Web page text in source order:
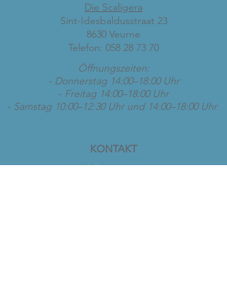
Die Scaligera
Sint-Idesbaldusstraat 23
8630 Veurne
Telefon: 058 28 73 70
Öffnungszeiten:
- Donnerstag 14:00–18:00 Uhr
- Freitag 14:00–18:00 Uhr
- Samstag 10:00–12:30 Uhr und 14:00–18:00 Uhr
KONTAKT
vespaclubkoksijde@gmail.com